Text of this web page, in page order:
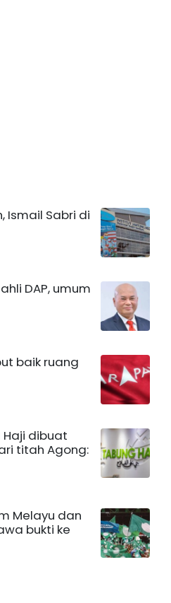
Ismail Sabri di
DAP, umum
baik ruang
Haji dibuat
titah Agong:
Melayu dan
bukti ke